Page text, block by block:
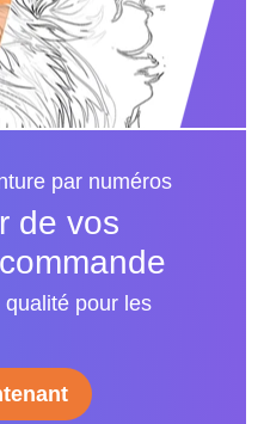
par numéros
de vos
pour les